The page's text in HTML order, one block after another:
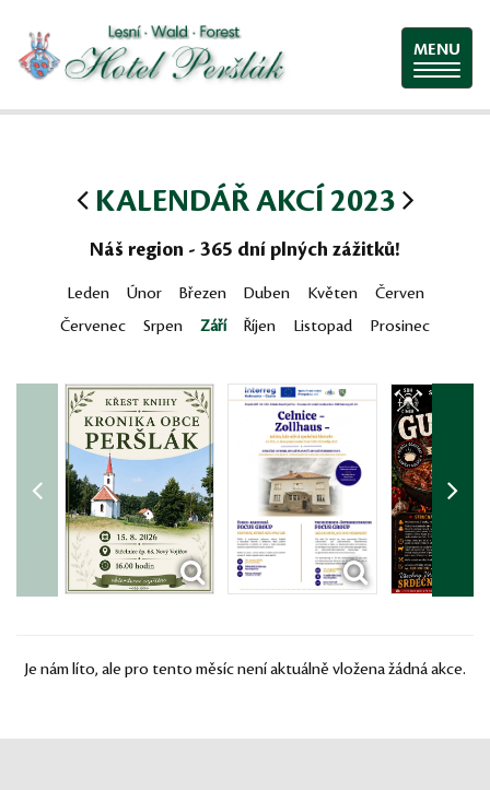
MENU
KALENDÁŘ AKCÍ 2023
Náš region - 365 dní plných zážitků!
Leden Únor Březen Duben Květen
Červen
Červenec
Srpen Září Říjen Listopad Prosinec
Je nám líto, ale pro tento měsíc není aktuálně vložena žádná akce.